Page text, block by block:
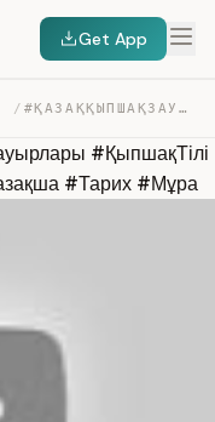
Get App
/ #ҚАЗАҚҚЫПШАҚЗАУЫРЛАРЫ #ҚАЗАҚЗАУЫРЛАРЫ #ҚЫПШАҚТІЛІ #ҚАЗА… — TRANSCRIPT
#ҚыпшақТілі
#Тарих #Мұра